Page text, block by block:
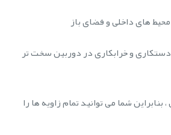
های داخلی و فضای باز
و خرابکاری در دوربین سخت تر
، بنابراین شما می توانید تمام زاویه ها را